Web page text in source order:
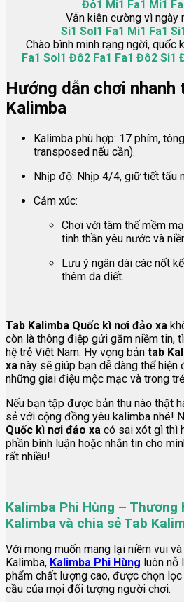
Đô1 Mi1 Fa1 Mi1
Vẫn kiên cường vì ngày
Si1 Sol1 Fa1 Mi1 Fa1
Chào bình minh rạng ngời, quốc
Fa1 Sol1 Đô2 Fa1 Fa1 Đô2 Si1
Hướng dẫn chơi nhanh
Kalimba
Kalimba phù hợp: 17 phím,
transposed nếu cần).
Nhịp độ: Nhịp 4/4, giữ tiết tấu
Cảm xúc:
Chơi với tâm thế mềm
tinh thần yêu nước và
Lưu ý ngân dài các nốt
thêm da diết.
Tab Kalimba Quốc kì nơi đảo xa
còn là thông điệp gửi gắm niềm tin,
hệ trẻ Việt Nam. Hy vọng bản tab
xa này sẽ giúp bạn dễ dàng thể
những giai điệu mộc mạc và trong
Nếu bạn tập được bản thu nào thật
sẻ với cộng đồng yêu kalimba nhé!
Quốc kì nơi đảo xa có sai xót gì thì
phần bình luận hoặc nhắn tin cho
rất nhiều!
Kalimba Phi Hùng – Thương
Kalimba và chia sẻ Tab
Với mong muốn mang lại niềm vui
Kalimba, Kalimba Phi Hùng luôn nỗ
phẩm chất lượng cao, được chọn
cầu của mọi đối tượng người chơi.